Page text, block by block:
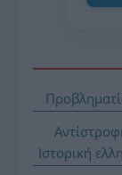
Ιστορική